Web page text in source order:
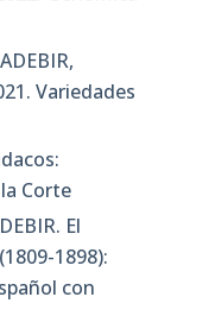
Variedades
Corte
El
1898):
con